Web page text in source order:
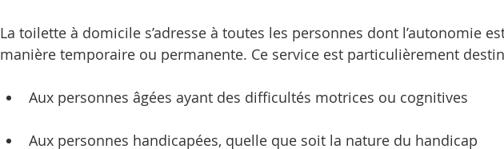
La toilette à domicile s’adresse à toutes les personnes dont l’autonomie
manière temporaire ou permanente. Ce service est particulièrement
Aux personnes âgées ayant des difficultés motrices ou cognitives
Aux personnes handicapées, quelle que soit la nature du handicap